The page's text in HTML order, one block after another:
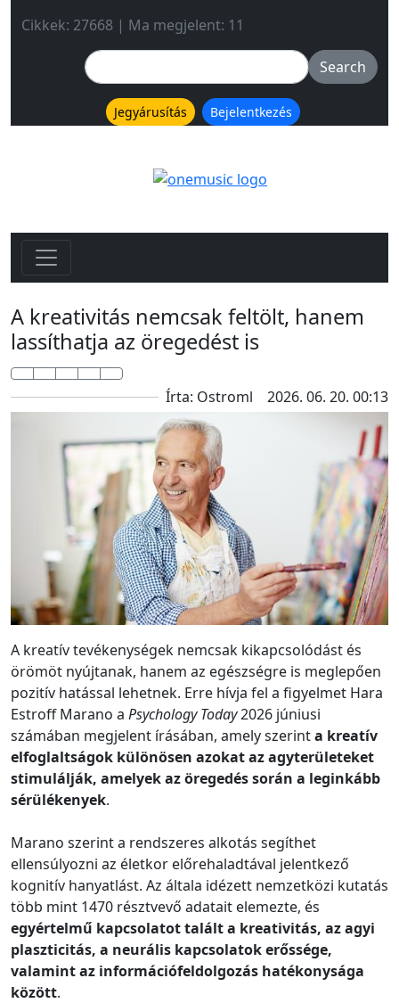
Cikkek: 27668 | Ma megjelent: 11
Jegyárusítás Bejelentkezés
A kreativitás nemcsak feltölt, hanem
lassíthatja az öregedést is
Írta: Ostroml 2026. 06. 20. 00:13
A kreatív tevékenységek nemcsak kikapcsolódást és
örömöt nyújtanak, hanem az egészségre is meglepően
pozitív hatással lehetnek. Erre hívja fel a figyelmet Hara
Estroff Marano a Psychology Today2026 júniusi
számában megjelent írásában, amely szerinta kreatív
elfoglaltságok különösen azokat az agyterületeket
stimulálják, amelyek az öregedés során a leginkább
sérülékenyek.
Marano szerint a rendszeres alkotás segíthet
ellensúlyozni az életkor előrehaladtával jelentkező
kognitív hanyatlást. Az általa idézett nemzetközi kutatás
több mint 1470 résztvevő adatait elemezte, és
egyértelmű kapcsolatot talált a kreativitás, az agyi
plaszticitás, a neurális kapcsolatok erőssége,
valamint az információfeldolgozás hatékonysága
között.